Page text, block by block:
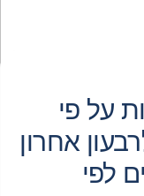
על פי
אחרון
לפי